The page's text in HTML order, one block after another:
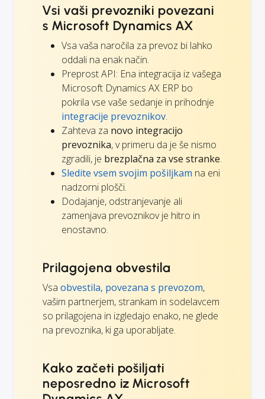
Vsi vaši prevozniki povezani
s Microsoft Dynamics AX
Vsa vaša naročila za prevoz bi lahko
oddali na enak način.
Preprost API: Ena integracija iz vašega
Microsoft Dynamics AX ERP bo
pokrila vse vaše sedanje in prihodnje
integracije prevoznikov.
Zahteva za novo integracijo
prevoznika, v primeru da je še nismo
zgradili, je brezplačna za vse stranke.
Sledite vsem svojim pošiljkam na eni
nadzorni plošči.
Dodajanje, odstranjevanje ali
zamenjava prevoznikov je hitro in
enostavno.
Prilagojena obvestila
Vsa obvestila, povezana s prevozom,
vašim partnerjem, strankam in sodelavcem
so prilagojena in izgledajo enako, ne glede
na prevoznika, ki ga uporabljate.
Kako začeti pošiljati
neposredno iz Microsoft